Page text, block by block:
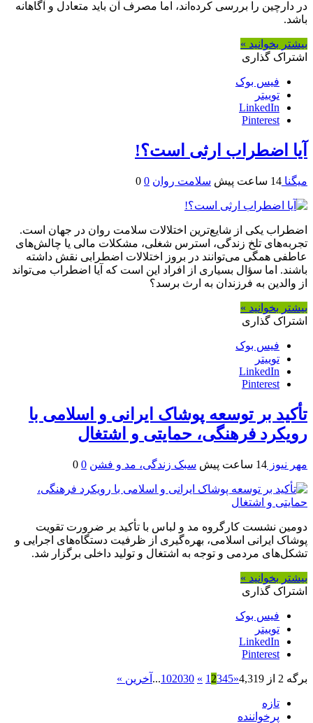
در دارچین را بررسی کرده‌اند، اما مصرف آن باید متعادل و آگاهانه
باشد.
بیشتر بخوانید »
اشتراک گذاری
فیس بوک
توییتر
LinkedIn
Pinterest
آیا اضطراب ارثی است؟!
میگنا 14 ساعت پیش سلامت روان 0
0
اضطراب یکی از شایع‌ترین اختلالات سلامت روان در جهان است.
تجربه‌های تلخ زندگی، استرس شغلی، مشکلات مالی یا چالش‌های
عاطفی همگی می‌توانند در بروز اختلالات اضطرابی نقش داشته
باشند. اما سؤال بسیاری از افراد این است که آیا اضطراب می‌تواند
از والدین به فرزندان به ارث برسد؟
بیشتر بخوانید »
اشتراک گذاری
فیس بوک
توییتر
LinkedIn
Pinterest
تأکید بر توسعه پوشاک ایرانی و اسلامی با
رویکرد فرهنگی، حمایتی و اشتغال
مهر نیوز 14 ساعت پیش سبک زندگی، مد و فشن 0
0
دومین نشست کارگروه مد و لباس با تأکید بر ضرورت تقویت
پوشاک ایرانی اسلامی، بهره‌گیری از ظرفیت دستگاه‌های اجرایی و
تشکل‌های مردمی و توجه به اشتغال و تولید داخلی برگزار شد.
بیشتر بخوانید »
اشتراک گذاری
فیس بوک
توییتر
LinkedIn
Pinterest
برگه 2 از 4,319 «
1 2345
»
102030
... آخرین »
تازه
پرخواننده